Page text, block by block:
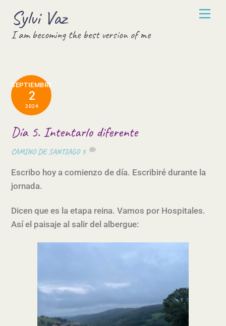
content
Sylvi Vaz
I am becoming the best version of me
SEPTIEMBRE
2
2024
Día 5. Intentarlo diferente
CAMINO DE SANTIAGO 3
Escribo hoy a comienzo de día. Escribiré durante la
jornada.
Dicen que es la etapa reina. Vamos por Hospitales.
Así el paisaje al salir del albergue: